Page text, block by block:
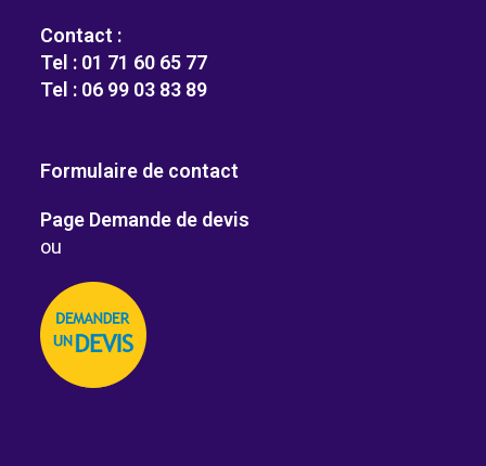
Contact :
Tel : 01 71 60 65 77
Tel : 06 99 03 83 89
Formulaire de contact
Page Demande de devis
ou